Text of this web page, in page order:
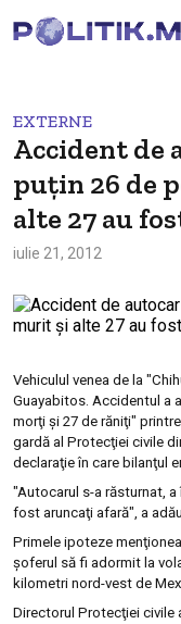
EXTERNE
Accident de
puţin 26 de
alte 27 au
iulie 21, 2012
Vehiculul venea de la
Guayabitos. Accidentul a
morţi şi 27 de răniţi"
gardă al Protecţiei civile
declaraţie în care bilanţul
"Autocarul s-a răsturnat,
fost aruncaţi afară", a
Primele ipoteze
şoferul să fi adormit la
kilometri nord-vest de
Directorul Protecţiei civile